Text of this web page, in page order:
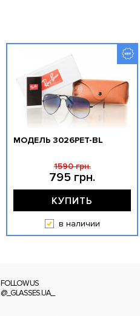
МОДЕЛЬ 3026PET-BL
795 грн.
1590 грн.
КУПИТЬ
в наличии
FOLLOW US
@_GLASSES.UA_